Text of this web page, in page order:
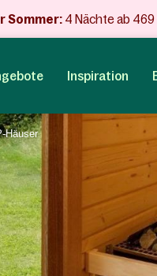
Sommer: 4 Nächte ab
Inspiration
Häuser